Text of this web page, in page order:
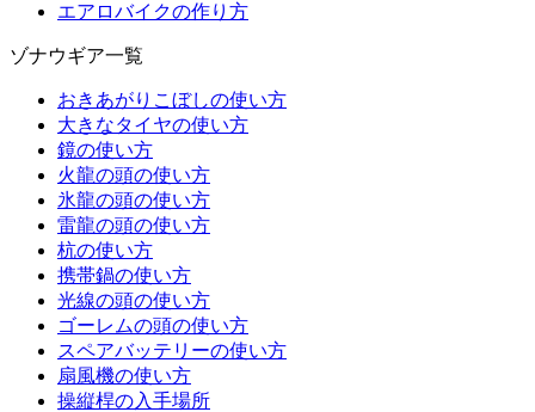
エアロバイクの作り方
ゾナウギア一覧
おきあがりこぼしの使い方
大きなタイヤの使い方
鏡の使い方
火龍の頭の使い方
氷龍の頭の使い方
雷龍の頭の使い方
杭の使い方
携帯鍋の使い方
光線の頭の使い方
ゴーレムの頭の使い方
スペアバッテリーの使い方
扇風機の使い方
操縦桿の入手場所